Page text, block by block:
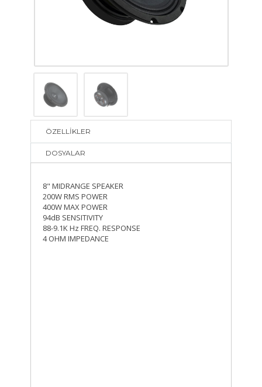
ÖZELLİKLER
DOSYALAR
8" MIDRANGE SPEAKER
200W RMS POWER
400W MAX POWER
94dB SENSITIVITY
88-9.1K Hz FREQ. RESPONSE
4 OHM IMPEDANCE